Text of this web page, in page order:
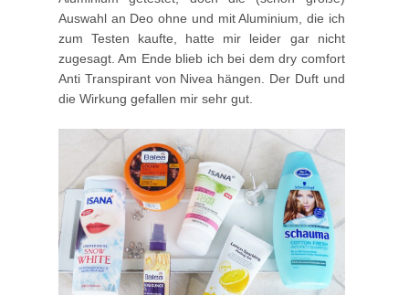
Auswahl an Deo ohne und mit Aluminium, die ich
zum Testen kaufte, hatte mir leider gar nicht
zugesagt. Am Ende blieb ich bei dem dry comfort
Anti Transpirant von Nivea hängen. Der Duft und
die Wirkung gefallen mir sehr gut.